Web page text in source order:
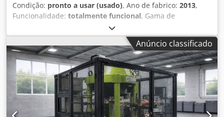
Condição: pronto a usar (usado), Ano de fabrico: 2013,
Funcionalidade: totalmente funcional, Gama de
diâmetros: 99 mm - 153 mm Gama de alturas: 28 mm - 250
mm Capacidade de produção: até 160 - 200 peças por
minuto Cedpfxezkqwls Amueha Número de cabeças: 4
Sistema de alimentação de tampas com capacidade
ampliada Aço inoxidável
Anúncio classificado